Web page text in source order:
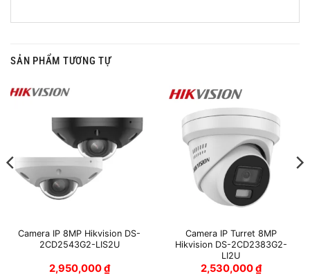
SẢN PHẨM TƯƠNG TỰ
Camera IP 8MP Hikvision DS-
2CD2543G2-LIS2U
2,950,000₫
Camera IP Turret 8MP
Hikvision DS-2CD2383G2-
LI2U
2,530,000₫